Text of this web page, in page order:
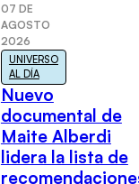
07 DE
AGOSTO
2026
UNIVERSO
AL DÍA
Nuevo
documental de
Maite Alberdi
lidera la lista de